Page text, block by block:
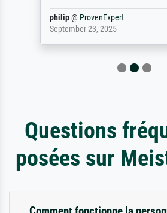
philip@ ProvenExpert
September 23, 2025
Questions
posées sur